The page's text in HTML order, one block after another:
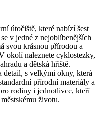
útočiště, které nabízí šest
v jedné z nejoblíbenějších
svou krásnou přírodou a
okolí naleznete cyklostezky,
a dětská hřiště.
detail, s velkými okny, která
přírodní materiály a
rodiny i jednotlivce, kteří
životu.